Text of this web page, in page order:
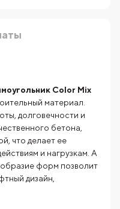
Color Mix
материал.
долговечности и
бетона,
что делает ее
и нагрузкам. А
форм позволит
дизайн,